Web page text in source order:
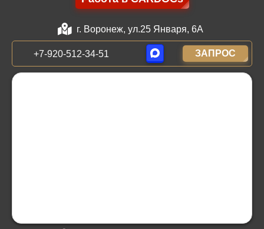
г. Воронеж, ул.25 Января, 6А
+7-920-512-34-51 ЗАПРОС